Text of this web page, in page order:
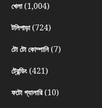
খেলা(1,004)
টলিপাড়া(724)
টো টো কোম্পানি(7)
ট্রেন্ডিং(421)
ফটো গ্যালারি(10)